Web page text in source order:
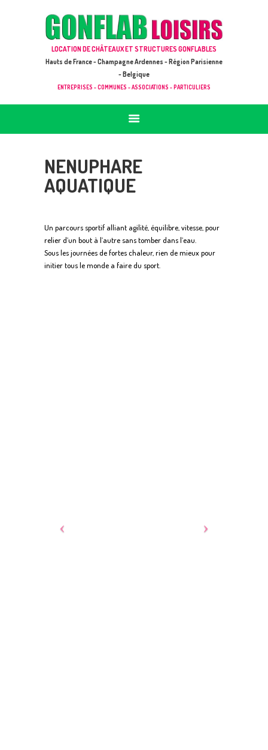
LOCATION DE CHÂTEAUX ET STRUCTURES GONFLABLES
Hauts de France - Champagne Ardennes - Région Parisienne
- Belgique
ENTREPRISES - COMMUNES - ASSOCIATIONS - PARTICULIERS
GONFLAB LOISIRS
ACCUEIL
JEUX À LOUER & PRESTATIONS
CATALOGUE / TARIF
DEMANDE DE DEVIS (SOUS 24H)
NENUPHARE
AQUATIQUE
Un parcours sportif alliant agilité, équilibre, vitesse, pour
relier d’un bout à l’autre sans tomber dans l’eau.
Sous les journées de fortes chaleur, rien de mieux pour
initier tous le monde a faire du sport.